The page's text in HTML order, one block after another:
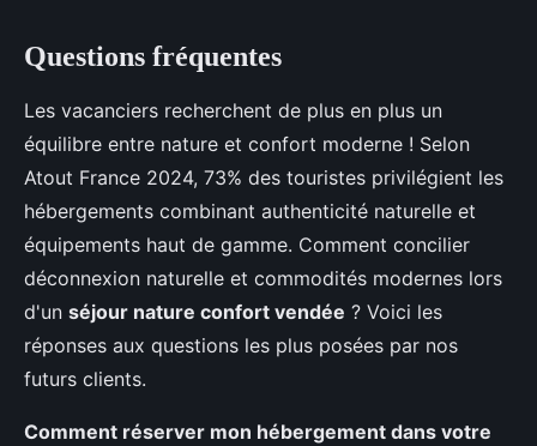
Questions fréquentes
Les vacanciers recherchent de plus en plus un
équilibre entre nature et confort moderne ! Selon
Atout France 2024, 73% des touristes privilégient les
hébergements combinant authenticité naturelle et
équipements haut de gamme. Comment concilier
déconnexion naturelle et commodités modernes lors
d'un séjour nature confort vendée ? Voici les
réponses aux questions les plus posées par nos
futurs clients.
Comment réserver mon hébergement dans votre